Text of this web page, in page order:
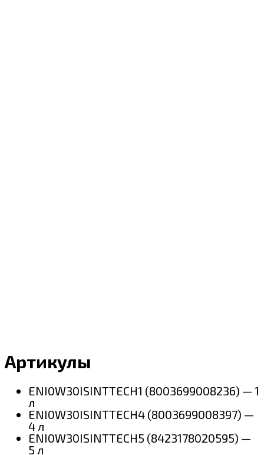
Артикулы
ENI0W30ISINTTECH1 (8003699008236) — 1
л
ENI0W30ISINTTECH4 (8003699008397) —
4 л
ENI0W30ISINTTECH5 (8423178020595) —
5 л